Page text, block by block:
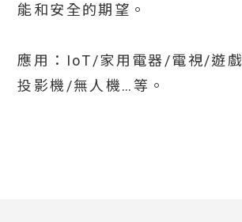
能和安全的期望。
應用：IoT/家用電器/電視/遊
投影機/無人機…等。